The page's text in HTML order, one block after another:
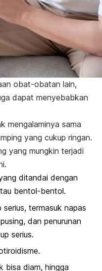
obat-obatan lain,
dapat menyebabkan
mengalaminya sama
yang cukup ringan.
yang mungkin terjadi
ditandai dengan
bentol-bentol.
termasuk napas
dan penurunan
serius.
bisa diam, hingga